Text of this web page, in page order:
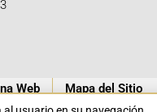
Web Mapa del Sitio